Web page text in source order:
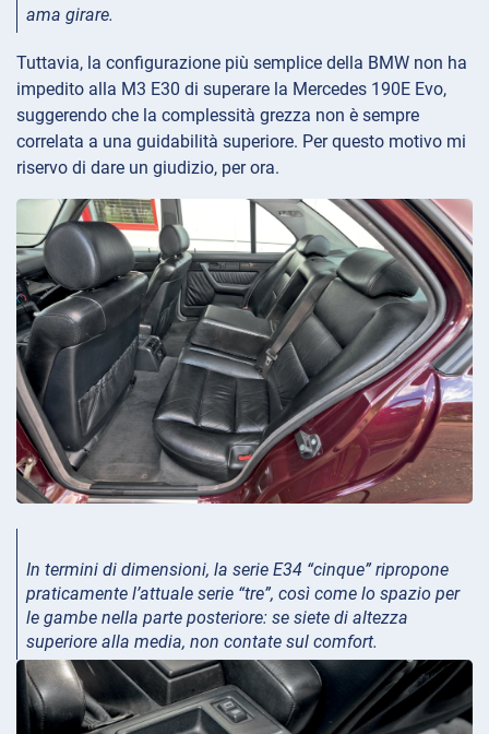
ama girare.
Tuttavia, la configurazione più semplice della BMW non ha
impedito alla M3 E30 di superare la Mercedes 190E Evo,
suggerendo che la complessità grezza non è sempre
correlata a una guidabilità superiore. Per questo motivo mi
riservo di dare un giudizio, per ora.
In termini di dimensioni, la serie E34 “cinque” ripropone
praticamente l’attuale serie “tre”, così come lo spazio per
le gambe nella parte posteriore: se siete di altezza
superiore alla media, non contate sul comfort.